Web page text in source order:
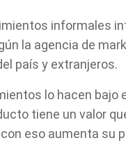
informales
la agencia de
país y extranjeros.
lo hacen
tiene un valor
eso aumenta su